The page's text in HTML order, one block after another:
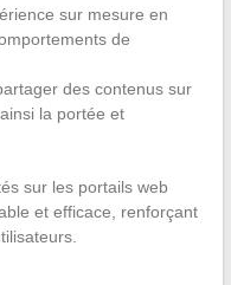
sur mesure en
de
des contenus sur
la portée et
sur les portails web
et efficace, renforçant